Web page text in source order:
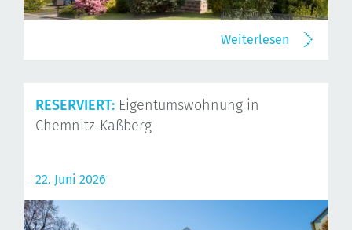
Weiterlesen
RESERVIERT: Eigentumswohnung in
Chemnitz-Kaßberg
22. Juni 2026